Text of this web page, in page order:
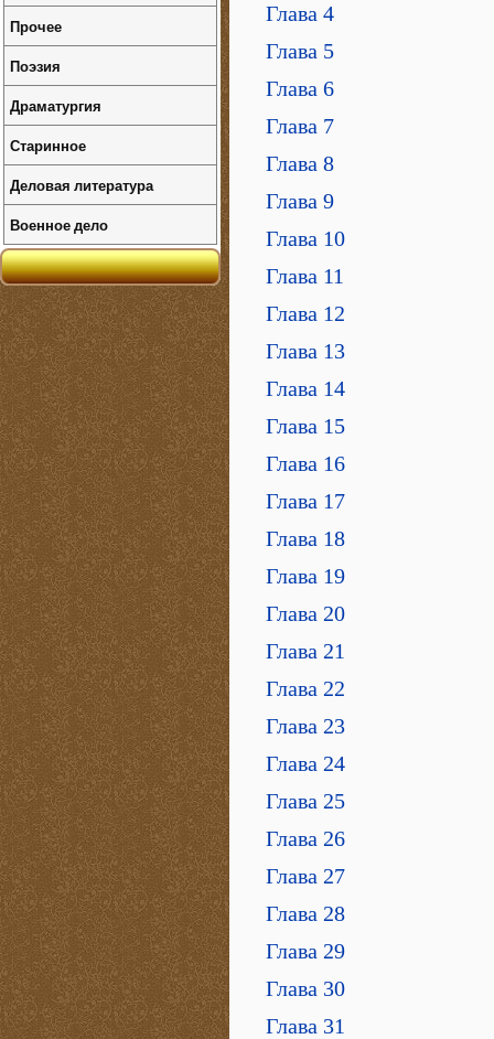
Глава 4
Глава 5
Глава 6
Глава 7
Глава 8
Глава 9
Глава 10
Глава 11
Глава 12
Глава 13
Глава 14
Глава 15
Глава 16
Глава 17
Глава 18
Глава 19
Глава 20
Глава 21
Глава 22
Глава 23
Глава 24
Глава 25
Глава 26
Глава 27
Глава 28
Глава 29
Глава 30
Глава 31
Прочее
Поэзия
Драматургия
Старинное
Деловая литература
Военное дело